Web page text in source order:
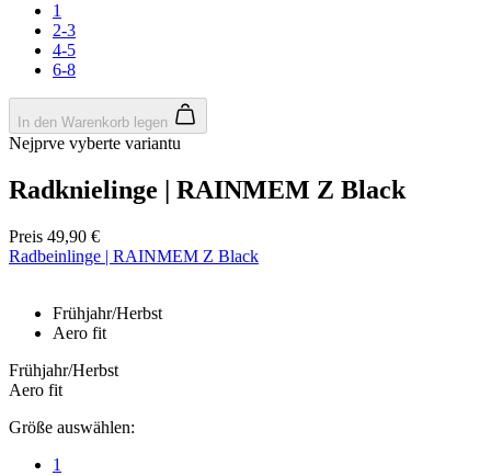
1
2-3
4-5
6-8
In den Warenkorb legen
Nejprve vyberte variantu
Radknielinge | RAINMEM Z Black
Preis 49,90 €
Radbeinlinge | RAINMEM Z Black
Frühjahr/Herbst
Aero fit
Frühjahr/Herbst
Aero fit
Größe auswählen:
1